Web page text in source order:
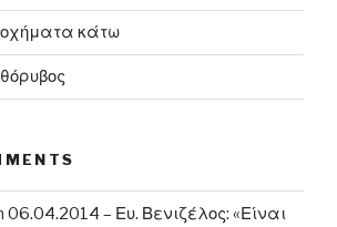
κάτω
06.04.2014 – Ευ. Βενιζέλος: «Είναι